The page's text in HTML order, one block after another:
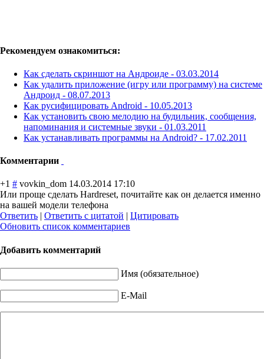
Рекомендуем ознакомиться:
Как сделать скриншот на Андроиде - 03.03.2014
Как удалить приложение (игру или программу) на системе
Андроид - 08.07.2013
Как русифицировать Android - 10.05.2013
Как установить свою мелодию на будильник, сообщения,
напоминания и системные звуки - 01.03.2011
Как устанавливать программы на Android? - 17.02.2011
Комментарии
+1 # vovkin_dom 14.03.2014 17:10
Или проще сделать Hardreset, почитайте как он делается именно
на вашей модели телефона
Ответить | Ответить с цитатой | Цитировать
Обновить список комментариев
Добавить комментарий
Имя (обязательное)
E-Mail